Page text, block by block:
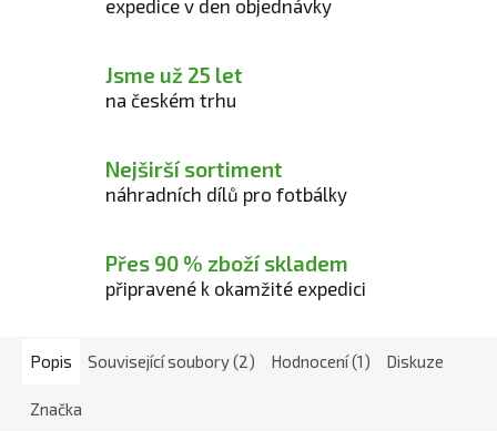
expedice v den objednávky
Jsme už 25 let
na českém trhu
Nejširší sortiment
náhradních dílů pro fotbálky
Přes 90 % zboží skladem
připravené k okamžité expedici
Popis Související soubory (2) Hodnocení (1) Diskuze
Značka